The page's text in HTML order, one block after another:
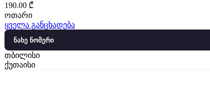
190.00 ₾
ოთარი
ყველა განცხადება
ნახე ნომერი
თბილისი
ქუთაისი